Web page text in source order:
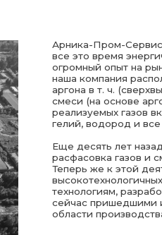
разработанными
пришедшими из
производства.
Собственная
лаборатория